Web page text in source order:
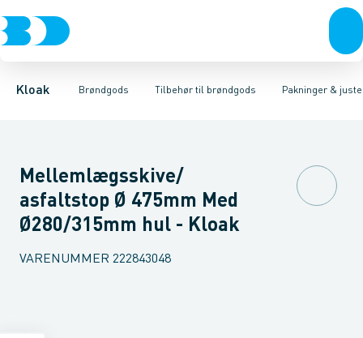
Kloak Brøndgods
Rør & fittingsBrønde BrøndgodsLinjeafvanding Tanke,
Tilbehør til brøndgods
Kegler, dæksler & topringeKarme & dæksler Pakninger &
Pakninger & justeringsringeDækselnøgler Udluftningsrør
Mellemlægsskive/
asfaltstop Ø 475mm Med
Ø280/315mm hul - Kloak
VARENUMMER 222843048